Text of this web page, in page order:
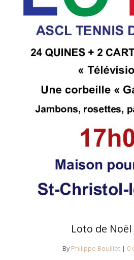
Loto de Noël
By Philippe Bouillet | 0